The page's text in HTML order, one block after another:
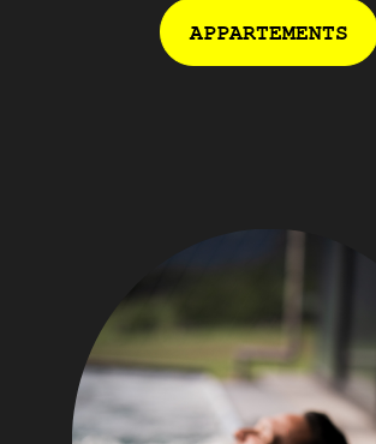
APPARTEMENTS